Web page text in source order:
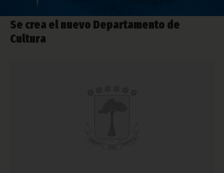
Se crea el nuevo Departamento de
Cultura